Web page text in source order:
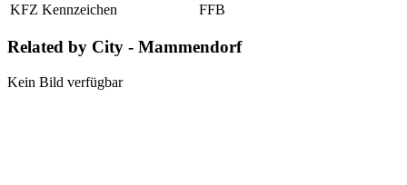
KFZ Kennzeichen
FFB
Related by City - Mammendorf
Kein Bild verfügbar